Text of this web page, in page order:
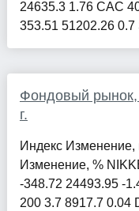
24635.3 1.76 CAC
353.51 51202.26 0.7
Фондовый
г.
Индекс Изменение,
Изменение, %
-348.72 24493.95 -
200 3.7 8917.7 0.04